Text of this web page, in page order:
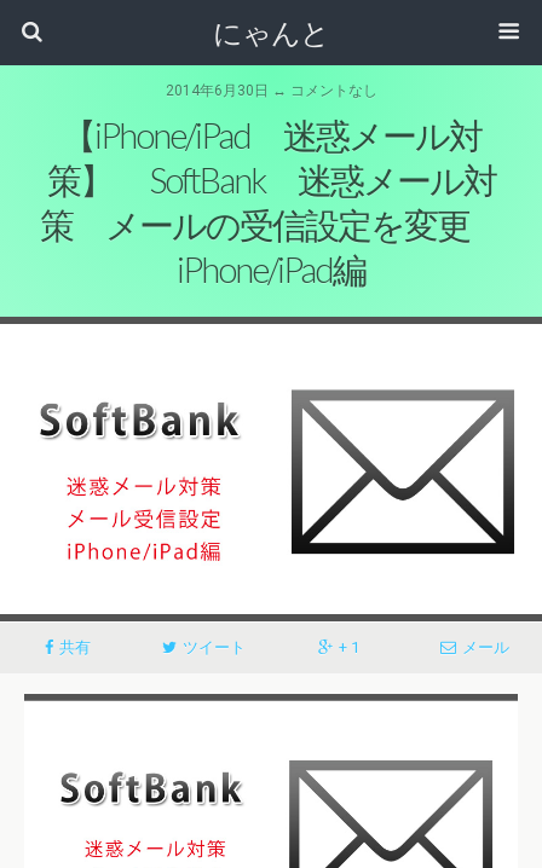
にゃんと
2014年6月30日 ↔ コメントなし
【iPhone/iPad 迷惑メール対
策】 SoftBank 迷惑メール対
策 メールの受信設定を変更
iPhone/iPad編
共有 ツイート + 1 メール